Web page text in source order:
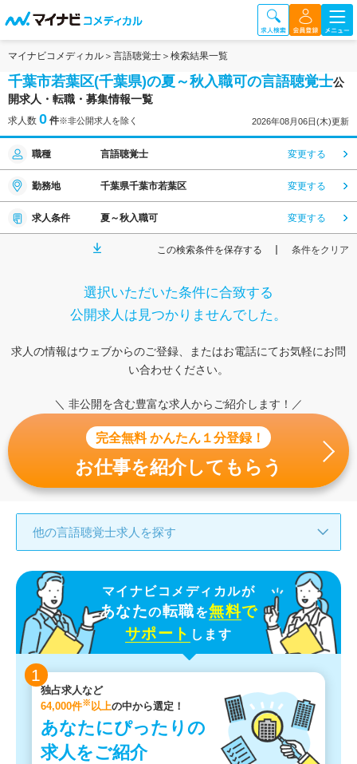
マイナビコメディカル 言語聴覚士 検索結果一覧
千葉市若葉区(千葉県)の夏～秋入職可の言語聴覚士公
開求人・転職・募集情報一覧
求人数 0 件※非公開求人を除く 2026年08月06日(木)更新
職種 言語聴覚士 変更する
勤務地 千葉県千葉市若葉区 変更する
求人条件 夏～秋入職可 変更する
この検索条件を保存する 条件をクリア
選択いただいた条件に合致する
公開求人は見つかりませんでした。
求人の情報はウェブからのご登録、またはお電話にてお気軽にお問
い合わせください。
＼ 非公開を含む豊富な求人からご紹介します！／
完全無料 かんたん１分登録！
お仕事を紹介してもらう
他の言語聴覚士求人を探す
マイナビコメディカルが
あなたの転職を無料で
サポート します
1
独占求人など
64,000件※以上の中から選定！
あなたにぴったりの
求人をご紹介